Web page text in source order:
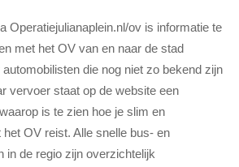
Operatiejulianaplein.nl/ov is informatie te
met het OV van en naar de stad
die nog niet zo bekend zijn
vervoer staat op de website een
is te zien hoe je slim en
OV reist. Alle snelle bus- en
in de regio zijn overzichtelijk